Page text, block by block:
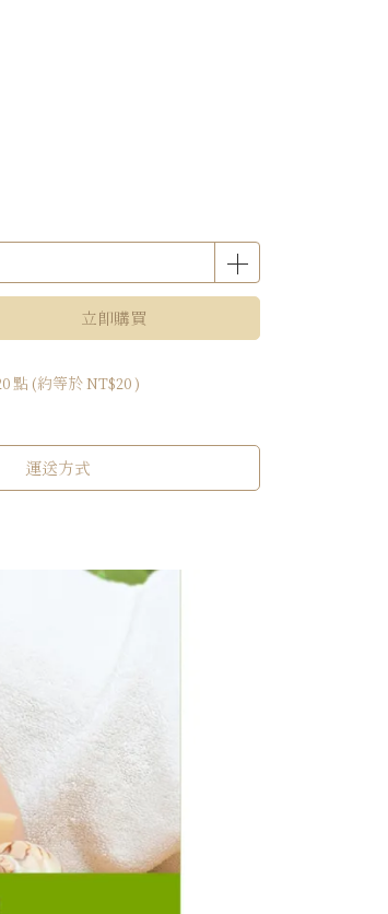
立即購買
點 (約等於NT$20 )
運送方式